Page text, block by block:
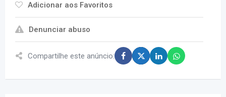
Adicionar aos Favoritos
Denunciar abuso
Compartilhe este anúncio: